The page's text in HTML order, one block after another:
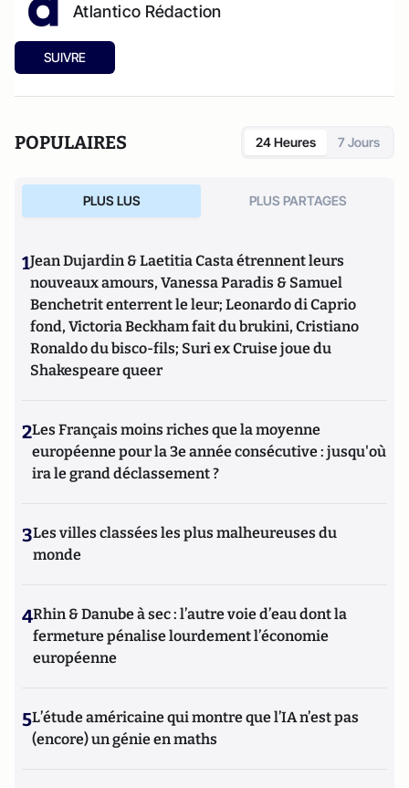
Atlantico Rédaction
SUIVRE
POPULAIRES 24 Heures 7 Jours
PLUS LUS PLUS PARTAGES
1Jean Dujardin & Laetitia Casta étrennent leurs
nouveaux amours, Vanessa Paradis & Samuel
Benchetrit enterrent le leur; Leonardo di Caprio
fond, Victoria Beckham fait du brukini, Cristiano
Ronaldo du bisco-fils; Suri ex Cruise joue du
Shakespeare queer
2Les Français moins riches que la moyenne
européenne pour la 3e année consécutive : jusqu'où
ira le grand déclassement ?
3Les villes classées les plus malheureuses du
monde
4Rhin & Danube à sec : l’autre voie d’eau dont la
fermeture pénalise lourdement l’économie
européenne
5L’étude américaine qui montre que l’IA n’est pas
(encore) un génie en maths